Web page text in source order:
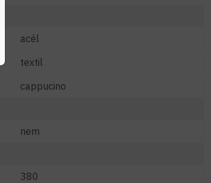
acél
textil
cappucino
nem
380